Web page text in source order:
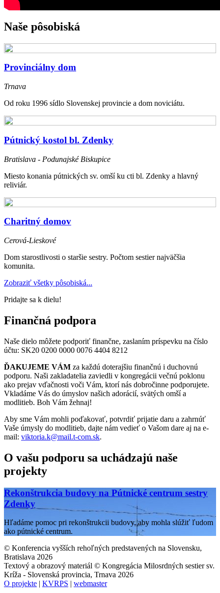
Naše pôsobiská
Provinciálny dom
Trnava
Od roku 1996 sídlo Slovenskej provincie a dom noviciátu.
Pútnický kostol bl. Zdenky
Bratislava - Podunajské Biskupice
Miesto konania pútnických sv. omší ku cti bl. Zdenky a hlavný
reliviár.
Charitný domov
Cerová-Lieskové
Dom starostlivosti o staršie sestry. Počtom sestier najväčšia
komunita.
Zobraziť všetky pôsobiská...
Pridajte sa k dielu!
Finančná podpora
Naše dielo môžete podporiť finančne, zaslaním príspevku na číslo
účtu: SK20 0200 0000 0076 4404 8212
ĎAKUJEME VÁM za každú doterajšiu finančnú i duchovnú
podporu. Naši zakladatelia zaviedli v kongregácii večnú poklonu
ako prejav vďačnosti voči Vám, ktorí nás dobročinne podporujete.
Vkladáme Vás do úmyslov našich adorácií, svätých omší a
modlitieb. Boh Vám žehnaj!
Aby sme Vám mohli poďakovať, potvrdiť prijatie daru a zahrnúť
Vaše úmysly do modlitieb, dajte nám vedieť o Vašom dare aj na e-
mail: viktoria.k@mail.t-com.sk.
O vašu podporu sa uchádzajú naše
projekty
Rekonštrukcia budovy na Pútnické centrum sestry
Zdenky
Hľadáme pomoc pri rekonštrukcii budovy, aby mohla slúžiť ľudom
ako pútnické centrum.
© Konferencia vyšších rehoľných predstavených na Slovensku,
Bratislava 2026
Textový a obrazový materiál © Kongregácia Milosrdných sestier sv.
Kríža - Slovenská provincia, Trnava 2026
O projekte | KVRPS | webmaster